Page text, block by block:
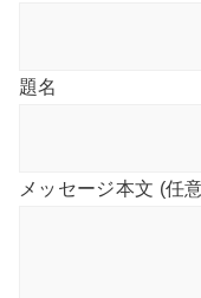
題名
メッセージ本文 (任